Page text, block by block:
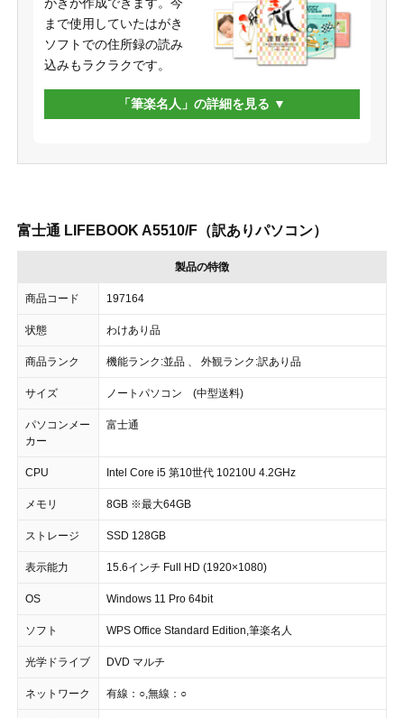
まで使用していたはがき
ソフトでの住所録の読み
込みもラクラクです。
「筆楽名人」の詳細を見る
富士通 LIFEBOOK A5510/F（訳ありパソコン）
製品の特徴
商品コード 197164
状態 わけあり品
商品ランク 機能ランク:並品 、 外観ランク:訳あり品
サイズ ノートパソコン (中型送料)
パソコンメー
カー
富士通
CPU Intel Core i5 第10世代 10210U 4.2GHz
メモリ 8GB ※最大64GB
ストレージ SSD 128GB
表示能力 15.6インチ Full HD (1920×1080)
OS Windows 11 Pro 64bit
ソフト WPS Office Standard Edition,筆楽名人
光学ドライブ DVD マルチ
ネットワーク 有線：○,無線：○